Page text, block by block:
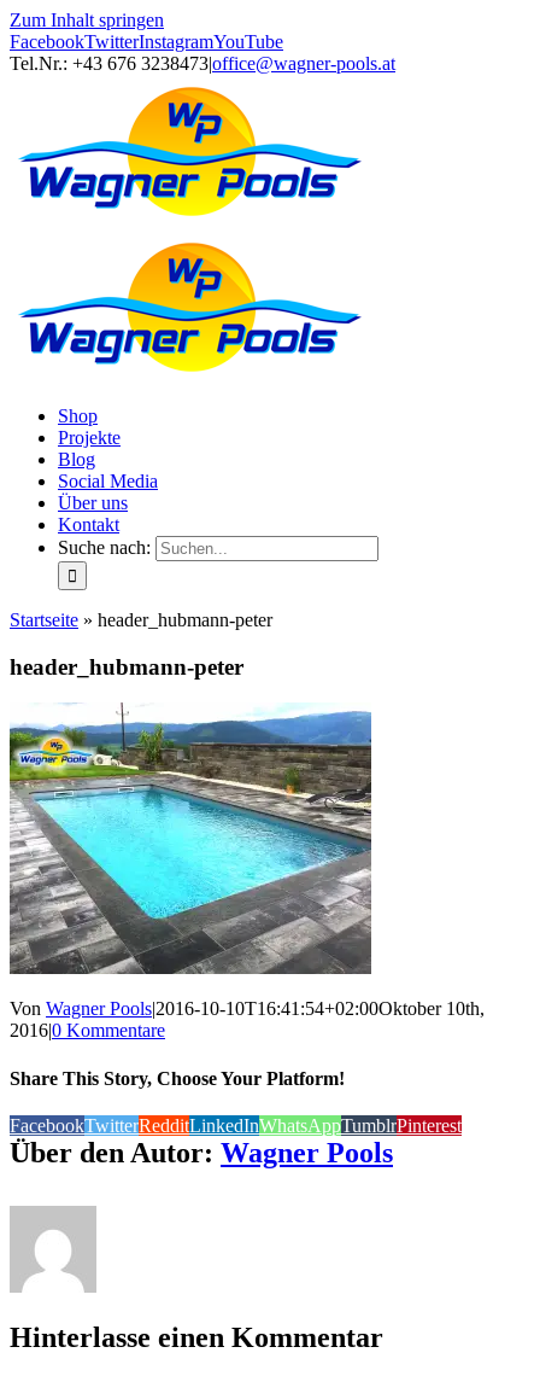
Zum Inhalt springen
FacebookTwitterInstagramYouTube
Tel.Nr.: +43 676 3238473|office@wagner-pools.at
Shop
Projekte
Blog
Social Media
Über uns
Kontakt
Suche nach:
Startseite » header_hubmann-peter
header_hubmann-peter
Von Wagner Pools|2016-10-10T16:41:54+02:00Oktober 10th,
2016|0 Kommentare
Share This Story, Choose Your Platform!
FacebookTwitterRedditLinkedInWhatsAppTumblrPinterest
Über den Autor: Wagner Pools
Hinterlasse einen Kommentar